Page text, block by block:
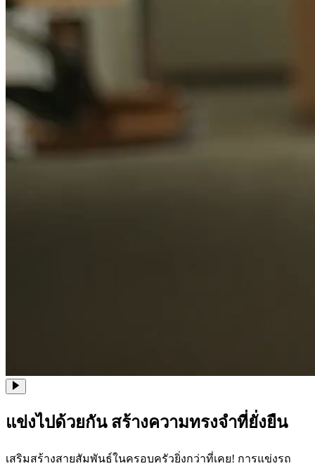
แข่งไปด้วยกัน สร้างความทรงจำที่ยั่งยืน
เสริมสร้างสายสัมพันธ์ในครอบครัวยิ่งกว่าที่เคย! การแข่งรถ